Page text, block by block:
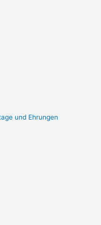
und Ehrungen